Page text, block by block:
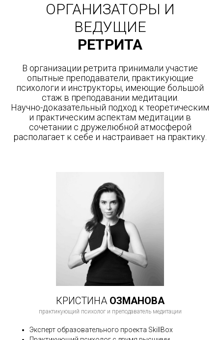
ОРГАНИЗАТОРЫ И
ВЕДУЩИЕ
РЕТРИТА
В организации ретрита принимали участие
опытные преподаватели, практикующие
психологи и инструкторы, имеющие большой
стаж в преподавании медитации.
Научно-доказательный подход к теоретическим
и практическим аспектам медитации в
сочетании с дружелюбной атмосферой
располагает к себе и настраивает на практику.
КРИСТИНАОЗМАНОВА
практикующий психолог и преподаватель медитации
Эксперт образовательного проекта SkillBox